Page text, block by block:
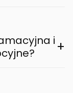
i +